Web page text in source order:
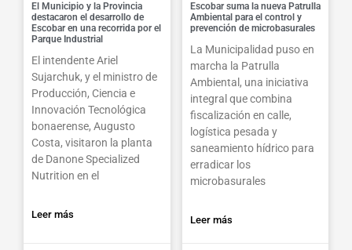
El Municipio y la Provincia
destacaron el desarrollo de
Escobar en una recorrida por el
Parque Industrial
El intendente Ariel
Sujarchuk, y el ministro de
Producción, Ciencia e
Innovación Tecnológica
bonaerense, Augusto
Costa, visitaron la planta
de Danone Specialized
Nutrition en el
Leer más
Escobar suma la nueva Patrulla
Ambiental para el control y
prevención de microbasurales
La Municipalidad puso en
marcha la Patrulla
Ambiental, una iniciativa
integral que combina
fiscalización en calle,
logística pesada y
saneamiento hídrico para
erradicar los
microbasurales
Leer más